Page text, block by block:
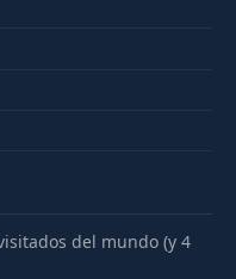
del mundo (y 4